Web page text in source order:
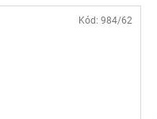
Kód: 984/62